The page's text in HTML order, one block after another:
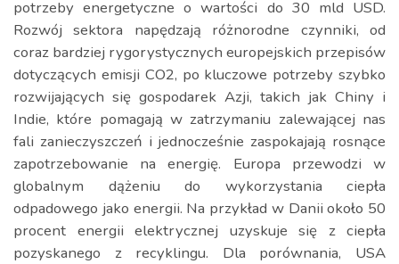
potrzeby energetyczne o wartości do 30 mld USD.
Rozwój sektora napędzają różnorodne czynniki, od
coraz bardziej rygorystycznych europejskich przepisów
dotyczących emisji CO2, po kluczowe potrzeby szybko
rozwijających się gospodarek Azji, takich jak Chiny i
Indie, które pomagają w zatrzymaniu zalewającej nas
fali zanieczyszczeń i jednocześnie zaspokajają rosnące
zapotrzebowanie na energię. Europa przewodzi w
globalnym dążeniu do wykorzystania ciepła
odpadowego jako energii. Na przykład w Danii około 50
procent energii elektrycznej uzyskuje się z ciepła
pozyskanego z recyklingu. Dla porównania, USA